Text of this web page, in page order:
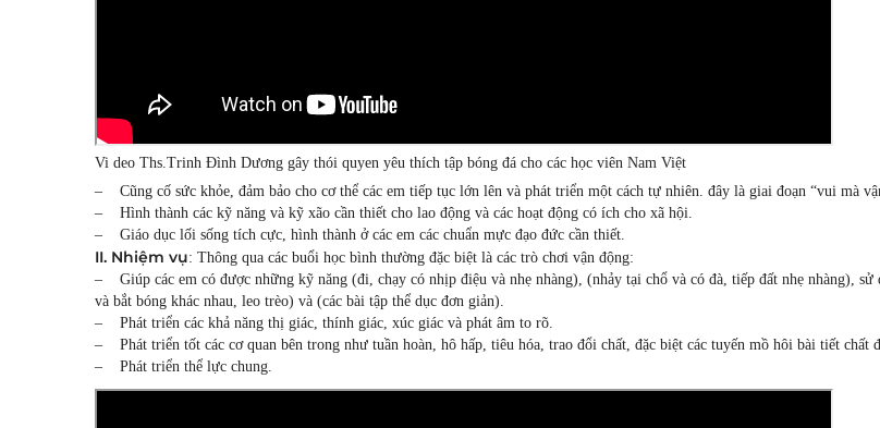
Vi deo Ths.Trinh Đình Dương gây thói quyen yêu thích tập bóng đá cho các học viên Nam Việt
– Cũng cố sức khỏe, đảm bảo cho cơ thể các em tiếp tục lớn lên và phát triển một cách tự nhiên. đây là giai đoạn “vui mà
– Hình thành các kỹ năng và kỹ xão cần thiết cho lao động và các hoạt động có ích cho xã hội.
– Giáo dục lối sống tích cực, hình thành ở các em các chuẩn mực đạo đức cần thiết.
II. Nhiệm vụ: Thông qua các buổi học bình thường đặc biệt là các trò chơi vận động:
– Giúp các em có được những kỹ năng (đi, chạy có nhịp điệu và nhẹ nhàng), (nhảy tại chổ và có đà, tiếp đất nhẹ nhàng), sử
và bắt bóng khác nhau, leo trèo) và (các bài tập thể dục đơn giản).
– Phát triển các khả năng thị giác, thính giác, xúc giác và phát âm to rõ.
– Phát triển tốt các cơ quan bên trong như tuần hoàn, hô hấp, tiêu hóa, trao đổi chất, đặc biệt các tuyến mồ hôi bài tiết chất
– Phát triển thể lực chung.